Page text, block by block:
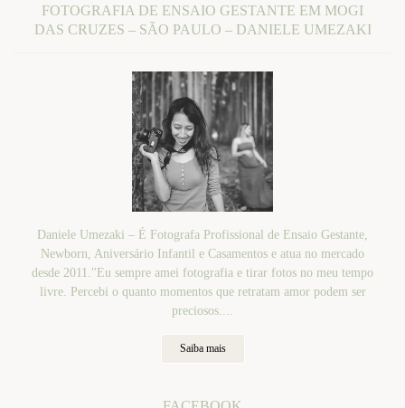
FOTOGRAFIA DE ENSAIO GESTANTE EM MOGI
DAS CRUZES – SÃO PAULO – DANIELE UMEZAKI
Daniele Umezaki – É Fotografa Profissional de Ensaio Gestante,
Newborn, Aniversário Infantil e Casamentos e atua no mercado
desde 2011."Eu sempre amei fotografia e tirar fotos no meu tempo
livre. Percebi o quanto momentos que retratam amor podem ser
preciosos....
Saiba mais